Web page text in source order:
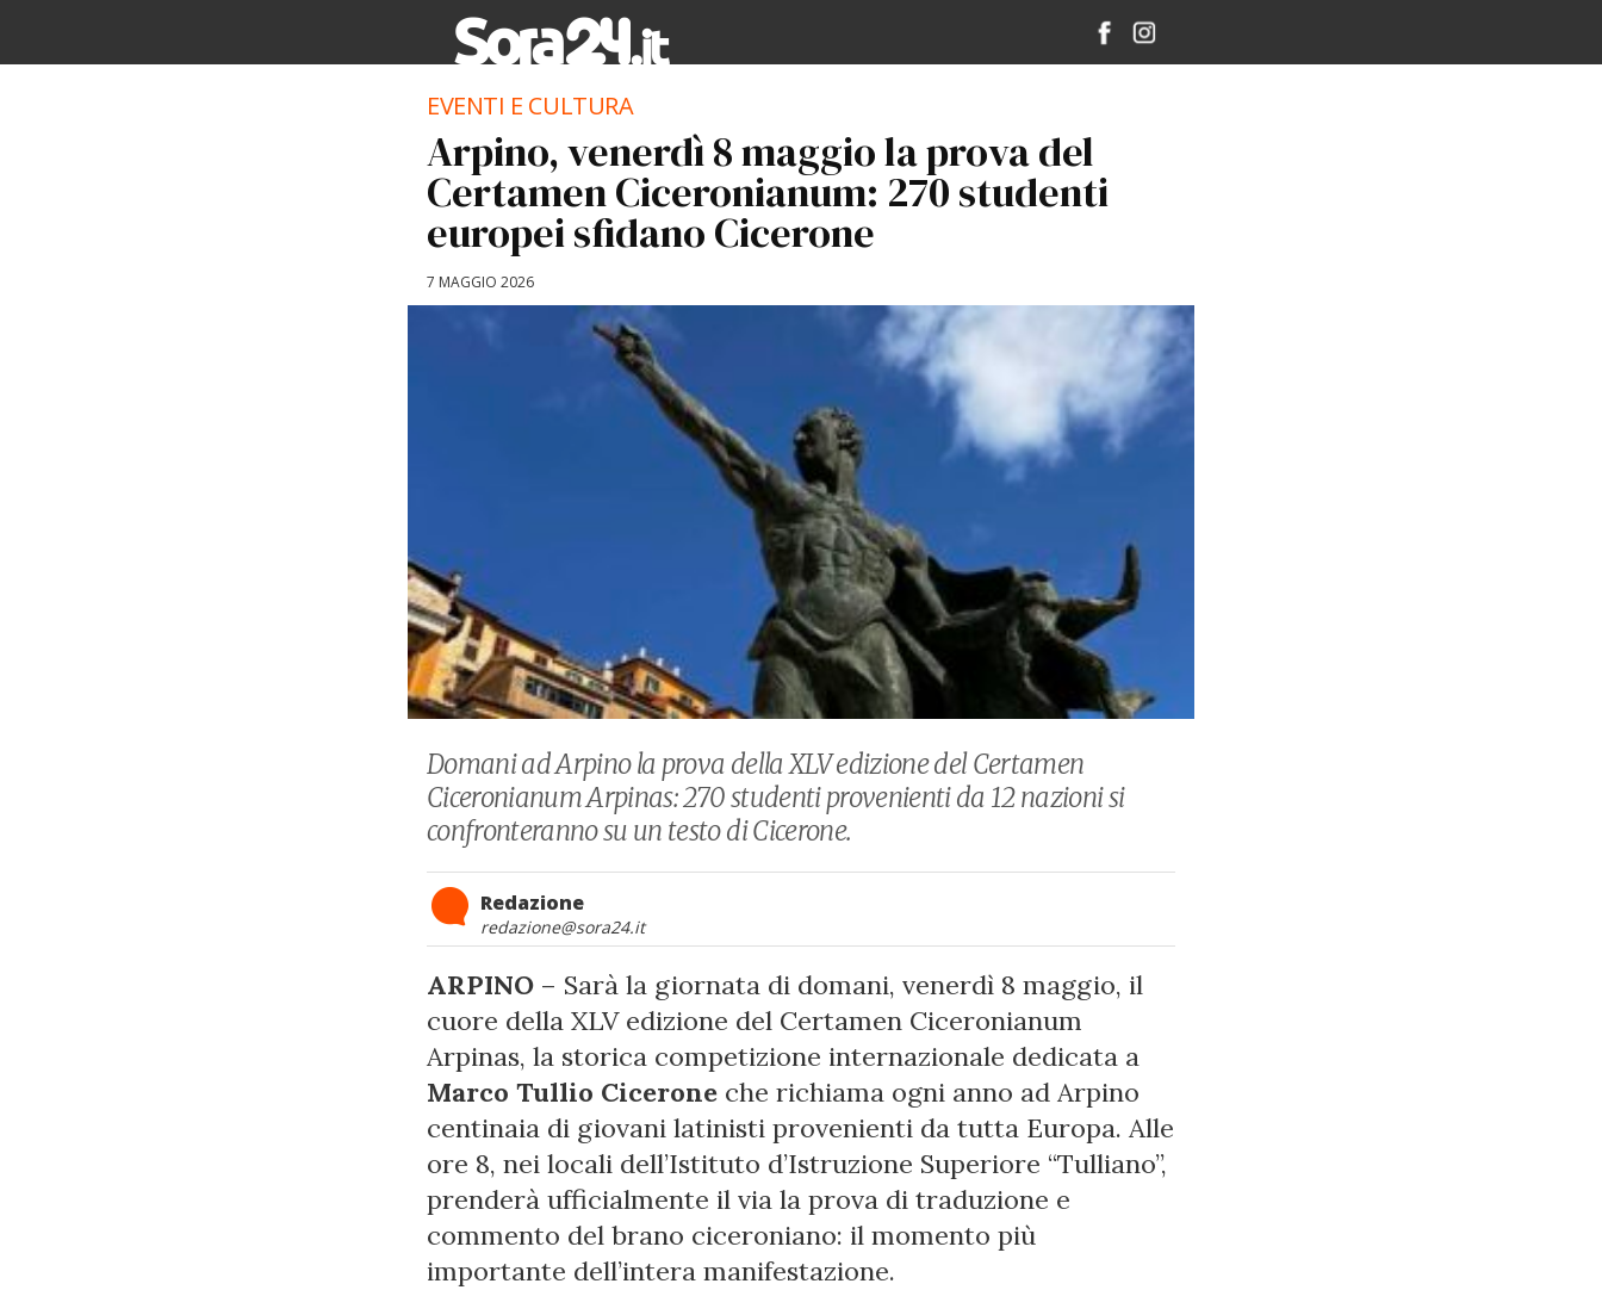
EVENTI E CULTURA
Arpino, venerdì 8 maggio la prova del
Certamen Ciceronianum: 270 studenti
europei sfidano Cicerone
7 MAGGIO 2026
Domani ad Arpino la prova della XLV edizione del Certamen
Ciceronianum Arpinas: 270 studenti provenienti da 12 nazioni si
confronteranno su un testo di Cicerone.
Redazione
redazione@sora24.it
ARPINO – Sarà la giornata di domani, venerdì 8 maggio, il
cuore della XLV edizione del Certamen Ciceronianum
Arpinas, la storica competizione internazionale dedicata a
Marco Tullio Cicerone che richiama ogni anno ad Arpino
centinaia di giovani latinisti provenienti da tutta Europa. Alle
ore 8, nei locali dell’Istituto d’Istruzione Superiore “Tulliano”,
prenderà ufficialmente il via la prova di traduzione e
commento del brano ciceroniano: il momento più
importante dell’intera manifestazione.